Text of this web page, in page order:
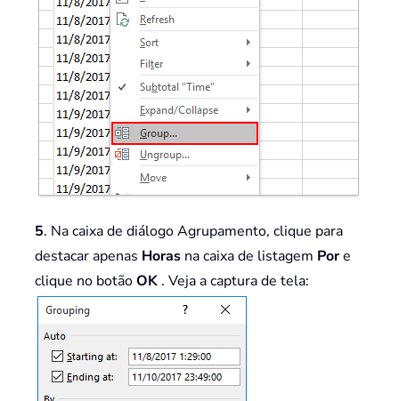
5. Na caixa de diálogo Agrupamento, clique para
destacar apenas Horas na caixa de listagem Pore
clique no botãoOK . Veja a captura de tela: